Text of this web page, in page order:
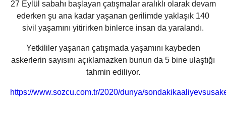
27 Eylül sabahı başlayan çatışmalar aralıklı olarak devam
ederken şu ana kadar yaşanan gerilimde yaklaşık 140
sivil yaşamını yitirirken binlerce insan da yaralandı.
Yetkililer yaşanan çatışmada yaşamını kaybeden
askerlerin sayısını açıklamazken bunun da 5 bine ulaştığı
tahmin ediliyor.
https://www.sozcu.com.tr/2020/dunya/